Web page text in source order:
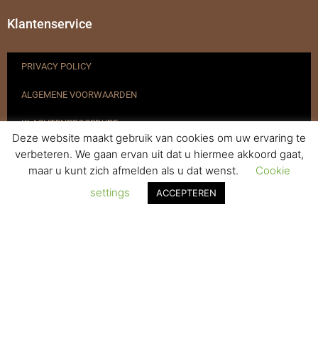
Klantenservice
PRIVACY POLICY
ALGEMENE VOORWAARDEN
KLACHTENPROCEDURE
VERZENDEN & RETOURNEREN
Deze website maakt gebruik van cookies om uw ervaring te
verbeteren. We gaan ervan uit dat u hiermee akkoord gaat,
maar u kunt zich afmelden als u dat wenst.
Cookie
settings
ACCEPTEREN